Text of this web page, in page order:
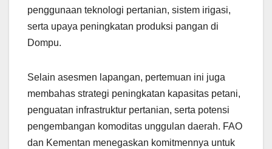
penggunaan teknologi pertanian, sistem irigasi,
serta upaya peningkatan produksi pangan di
Dompu.
Selain asesmen lapangan, pertemuan ini juga
membahas strategi peningkatan kapasitas petani,
penguatan infrastruktur pertanian, serta potensi
pengembangan komoditas unggulan daerah. FAO
dan Kementan menegaskan komitmennya untuk